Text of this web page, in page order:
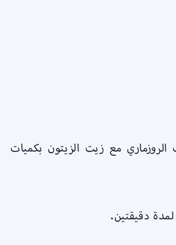
زيت الروزماري مع زيت الزيتون بكميات
دقيقتين.